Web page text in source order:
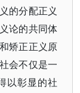
的分配正义
论的共同体
矫正正义原
会不仅是一
以彰显的社